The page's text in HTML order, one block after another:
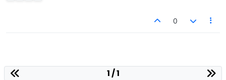
0
1 / 1